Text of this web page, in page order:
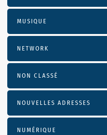
MUSIQUE
NETWORK
NON CLASSÉ
NOUVELLES ADRESSES
NUMÉRIQUE